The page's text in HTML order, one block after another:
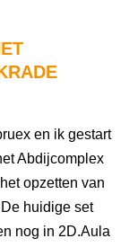
en ik gestart
Abdijcomplex
opzetten van
huidige set
nog in 2D.Aula